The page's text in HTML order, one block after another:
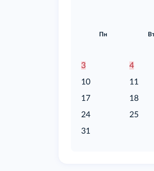
Пн
3
4
10
11
17
18
24
25
31